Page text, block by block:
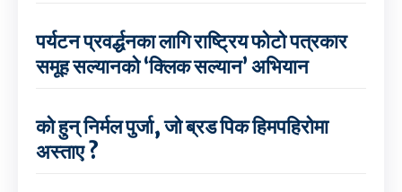
पर्यटन प्रवर्द्धनका लागि राष्ट्रिय फोटो पत्रकार
समूह सल्यानको ‘क्लिक सल्यान’ अभियान
को हुन् निर्मल पुर्जा, जो ब्रड पिक हिमपहिरोमा
अस्ताए ?